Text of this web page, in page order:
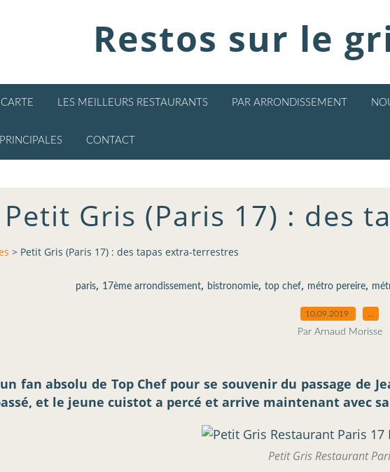
Restos sur le
CARTE LES MEILLEURS RESTAURANTS PAR ARRONDISSEMENT
CONTACT
Petit Gris (Paris 17) : des
> Petit Gris (Paris 17) : des tapas extra-terrestres
paris, 17ème arrondissement, bistronomie, top chef, métro pereire,
10.09.2019
Par Arnaud Morisse
fan absolu de Top Chef pour se souvenir du passage de
et le jeune cuistot a percé et arrive maintenant avec
Petit Gris Restaurant